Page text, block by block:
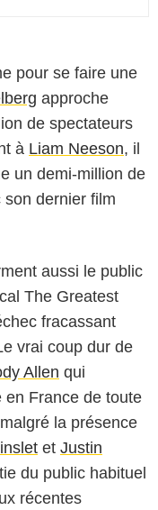
pour se faire une
approche
de spectateurs
à Liam Neeson, il
un demi-million de
dernier film
aussi le public
The Greatest
fracassant
vrai coup dur de
Allen qui
en France de toute
la présence
et Justin
du public habituel
récentes